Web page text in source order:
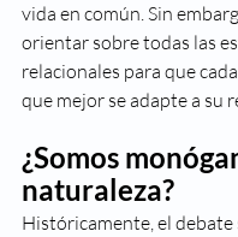
vida en común. Sin
orientar sobre todas las
relacionales para que
que mejor se adapte a su
¿Somos
naturaleza?
Históricamente, el debate